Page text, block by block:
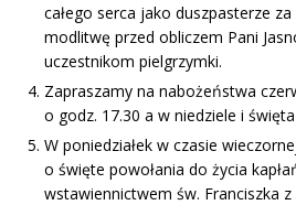
całego serca jako duszpasterze
modlitwę przed obliczem Pani
uczestnikom pielgrzymki.
Zapraszamy na nabożeństwa
o godz. 17.30 a w niedziele i
W poniedziałek w czasie
o święte powołania do życia
wstawiennictwem św. Franciszka